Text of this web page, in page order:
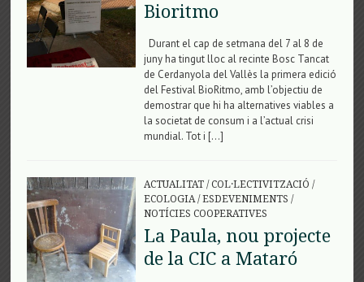
Bioritmo
Durant el cap de setmana del 7 al 8 de
juny ha tingut lloc al recinte Bosc Tancat
de Cerdanyola del Vallès la primera edició
del Festival BioRitmo, amb l’objectiu de
demostrar que hi ha alternatives viables a
la societat de consum i a l’actual crisi
mundial. Tot i […]
ACTUALITAT/COL·LECTIVITZACIÓ /
ECOLOGIA/ESDEVENIMENTS /
NOTÍCIES COOPERATIVES
La Paula, nou projecte
de la CIC a Mataró